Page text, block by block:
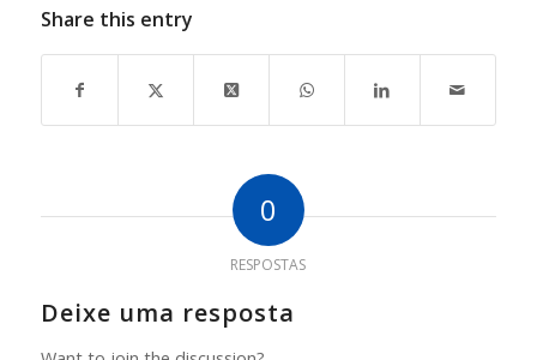
Share this entry
0
RESPOSTAS
Deixe uma resposta